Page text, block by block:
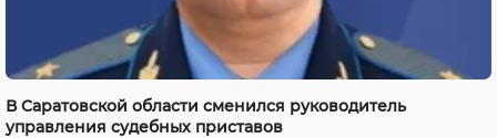
В Саратовской области сменился руководитель
управления судебных приставов